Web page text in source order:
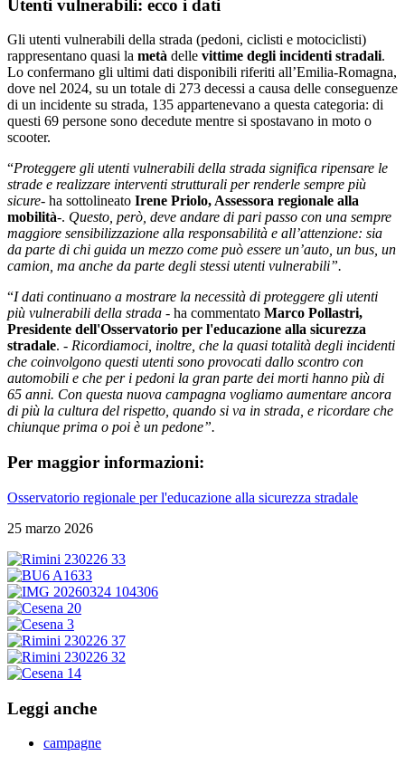
Utenti vulnerabili: ecco i dati
Gli utenti vulnerabili della strada (pedoni, ciclisti e motociclisti)
rappresentano quasi la metà delle vittime degli incidenti stradali.
Lo confermano gli ultimi dati disponibili riferiti all’Emilia-Romagna,
dove nel 2024, su un totale di 273 decessi a causa delle conseguenze
di un incidente su strada, 135 appartenevano a questa categoria: di
questi 69 persone sono decedute mentre si spostavano in moto o
scooter.
“Proteggere gli utenti vulnerabili della strada significa ripensare le
strade e realizzare interventi strutturali per renderle sempre più
sicure- ha sottolineato Irene Priolo, Assessora regionale alla
mobilità-. Questo, però, deve andare di pari passo con una sempre
maggiore sensibilizzazione alla responsabilità e all’attenzione: sia
da parte di chi guida un mezzo come può essere un’auto, un bus, un
camion, ma anche da parte degli stessi utenti vulnerabili”.
“I dati continuano a mostrare la necessità di proteggere gli utenti
più vulnerabili della strada - ha commentato Marco Pollastri,
Presidente dell'Osservatorio per l'educazione alla sicurezza
stradale. - Ricordiamoci, inoltre, che la quasi totalità degli incidenti
che coinvolgono questi utenti sono provocati dallo scontro con
automobili e che per i pedoni la gran parte dei morti hanno più di
65 anni. Con questa nuova campagna vogliamo aumentare ancora
di più la cultura del rispetto, quando si va in strada, e ricordare che
chiunque prima o poi è un pedone”.
Per maggior informazioni:
Osservatorio regionale per l'educazione alla sicurezza stradale
25 marzo 2026
Leggi anche
campagne